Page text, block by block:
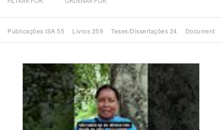
Subtema
Área de Levantamento
Área Protegida
Publicações ISA 55 Livros 259 Teses/Dissertações 24